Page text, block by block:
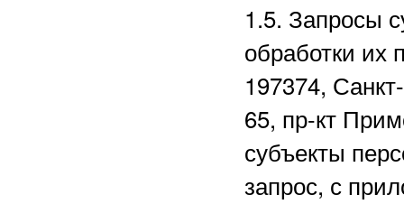
1.5. Запросы
обработки их
197374,
65, пр-кт
субъекты
запрос, с